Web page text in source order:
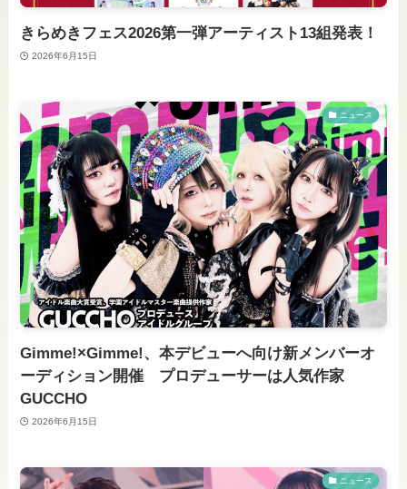
きらめきフェス2026第一弾アーティスト13組発表！
2026年6月15日
ニュース
Gimme!×Gimme!、本デビューへ向け新メンバーオ
ーディション開催 プロデューサーは人気作家
GUCCHO
2026年6月15日
ニュース